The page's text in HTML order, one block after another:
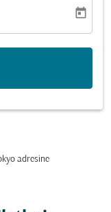
today
adresine